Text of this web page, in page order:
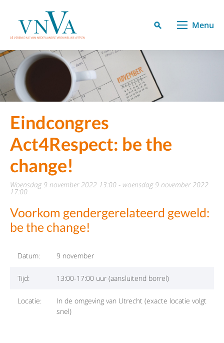
Menu
Eindcongres
Act4Respect: be the
change!
woensdag 9 november 2022 13:00 - woensdag 9 november 2022
17:00
Voorkom gendergerelateerd geweld:
be the change!
Datum: 9 november
Tijd: 13:00-17:00 uur (aansluitend borrel)
Locatie:
In de omgeving van Utrecht (exacte locatie volgt
snel)